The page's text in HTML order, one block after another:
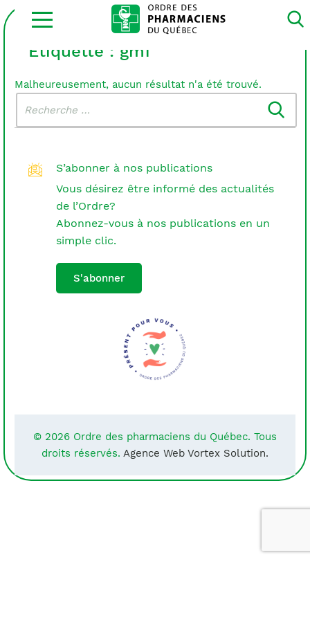
Ouvrir
la
site
Étiquette : gmf
Malheureusement, aucun résultat n'a été trouvé.
dans
le
S’abonner à nos publications
Vous désirez être informé des actualités
de l’Ordre?
Abonnez-vous à nos publications en un
simple clic.
S'abonner
© 2026 Ordre des pharmaciens du Québec. Tous
droits réservés. Agence Web Vortex Solution.